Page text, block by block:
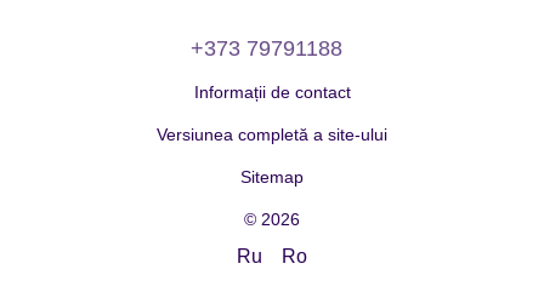
+373 79791188
Informații de contact
Versiunea completă a site-ului
Sitemap
© 2026
Ru Ro